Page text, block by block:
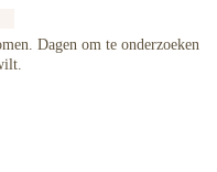
Dagen om te onderzoeken